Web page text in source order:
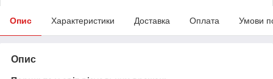
Опис Характеристики Доставка Оплата Умови
Опис